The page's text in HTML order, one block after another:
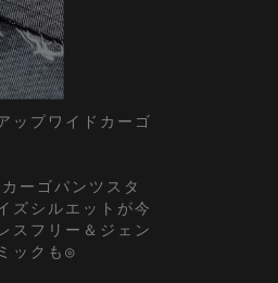
ップワイドカーゴ
ーゴパンツスタ
ズシルエットが今
スフリー＆ジェン
ックも◎